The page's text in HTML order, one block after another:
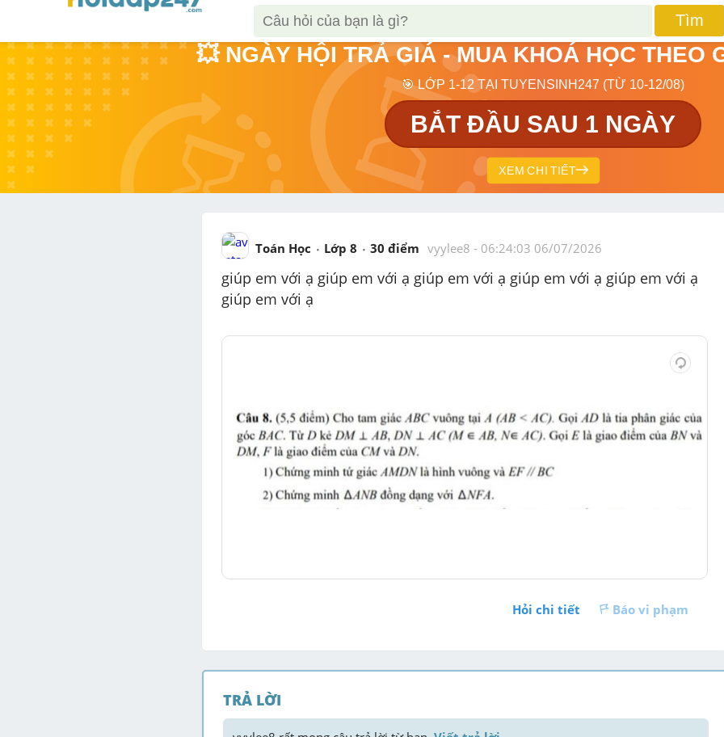
Tìm
💥 NGÀY HỘI TRẢ GIÁ - MUA KHOÁ HỌC THEO
🎯 LỚP 1-12 TẠI TUYENSINH247 (TỪ 10-12/08)
BẮT ĐẦU SAU 1 NGÀY
XEM CHI TIẾT
Toán Học Lớp 8 30 điểm vyylee8 - 06:24:03 06/07/2026
giúp em với ạ giúp em với ạ giúp em với ạ giúp em với ạ giúp em với ạ
giúp em với ạ
Hỏi chi tiết Báo vi phạm
TRẢ LỜI